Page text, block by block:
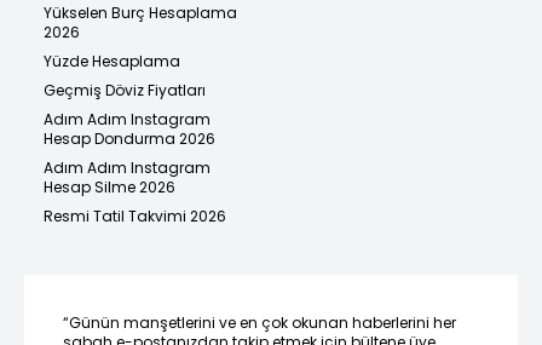
Yükselen Burç Hesaplama
2026
Yüzde Hesaplama
Geçmiş Döviz Fiyatları
Adım Adım Instagram
Hesap Dondurma 2026
Adım Adım Instagram
Hesap Silme 2026
Resmi Tatil Takvimi 2026
“Günün manşetlerini ve en çok okunan haberlerini her